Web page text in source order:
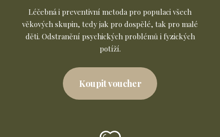
Léčebná i preventivní metoda pro populaci všech
věkových skupin, tedy jak pro dospělé, tak pro malé
děti. Odstranění psychických problémů i fyzických
potíží.
Koupit voucher